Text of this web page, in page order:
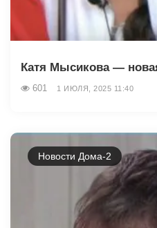
Катя Мысикова —
601 1 ИЮЛЯ, 2025 11:40
Новости Дома-2